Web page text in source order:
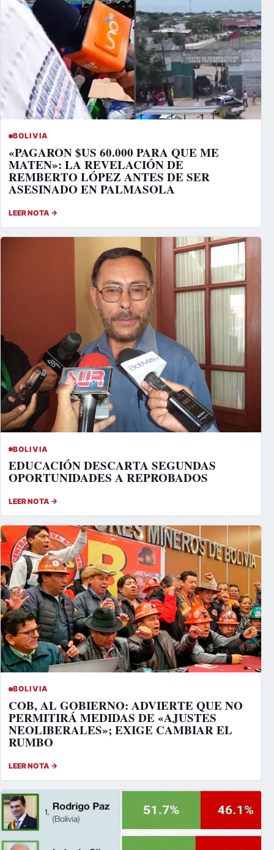
BOLIVIA
«PAGARON $US 60.000 PARA QUE ME
MATEN»: LA REVELACIÓN DE
REMBERTO LÓPEZ ANTES DE SER
ASESINADO EN PALMASOLA
LEER NOTA →
BOLIVIA
EDUCACIÓN DESCARTA SEGUNDAS
OPORTUNIDADES A REPROBADOS
LEER NOTA →
BOLIVIA
COB, AL GOBIERNO: ADVIERTE QUE NO
PERMITIRÁ MEDIDAS DE «AJUSTES
NEOLIBERALES»; EXIGE CAMBIAR EL
RUMBO
LEER NOTA →